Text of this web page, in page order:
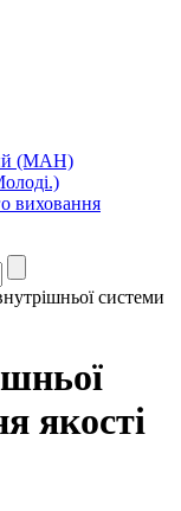
(МАН)
виховання
системи
якості